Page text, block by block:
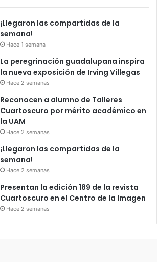
¡Llegaron las compartidas de la
semana!
Hace 1 semana
La peregrinación guadalupana inspira
la nueva exposición de Irving Villegas
Hace 2 semanas
Reconocen a alumno de Talleres
Cuartoscuro por mérito académico en
la UAM
Hace 2 semanas
¡Llegaron las compartidas de la
semana!
Hace 2 semanas
Presentan la edición 189 de la revista
Cuartoscuro en el Centro de la Imagen
Hace 2 semanas